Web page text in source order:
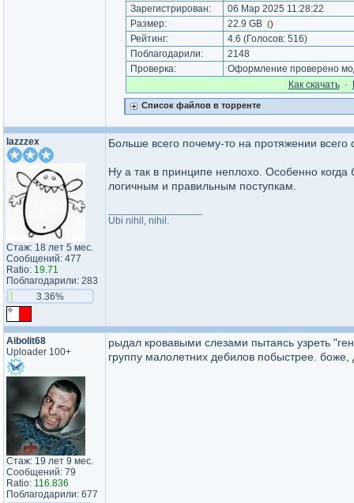
Зарегистрирован:
06 Мар 2025 11:28:22
Размер:
22.9 GB ()
Рейтинг: 4.6 (Голосов: 516)
Поблагодарили:
2148
Проверка:
Оформление проверено
Как cкачать·
Список файлов в торренте
lazzzex
Стаж: 18 лет 5 мес.
Сообщений: 477
Ratio: 19.71
Поблагодарили: 283
3.36%
Больше всего почему-то на протяжении
Ну а так в принципе неплохо. Особенно когда
логичным и правильным поступкам.
Ubi nihil, nihil.
Aibolit68
Uploader 100+
Стаж: 19 лет 9 мес.
Сообщений: 79
Ratio: 116.836
Поблагодарили: 677
рыдал кровавыми слезами пытаясь узреть
группу малолетних дебилов побыстрее.